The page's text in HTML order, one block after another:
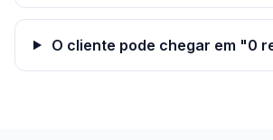
O cliente pode chegar em "0